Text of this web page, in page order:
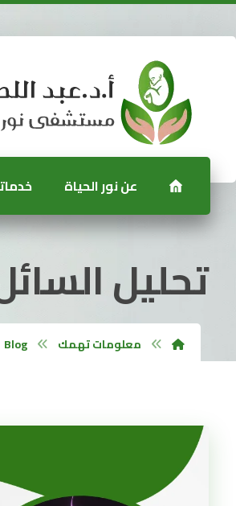
عن نور الحياة
تحليل
معلومات تهمك Blog